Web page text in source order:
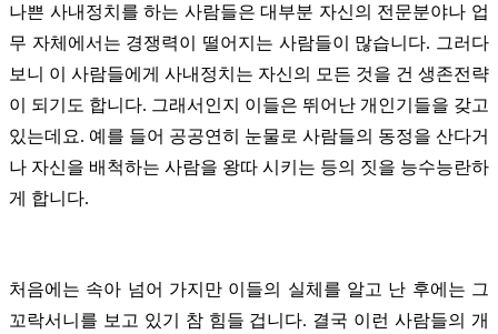
나쁜 사내정치를 하는 사람들은 대부분 자신의 전문분야나 업
무 자체에서는 경쟁력이 떨어지는 사람들이 많습니다. 그러다
보니 이 사람들에게 사내정치는 자신의 모든 것을 건 생존전략
이 되기도 합니다. 그래서인지 이들은 뛰어난 개인기들을 갖고
있는데요. 예를 들어 공공연히 눈물로 사람들의 동정을 산다거
나 자신을 배척하는 사람을 왕따 시키는 등의 짓을 능수능란하
게 합니다.
처음에는 속아 넘어 가지만 이들의 실체를 알고 난 후에는 그
꼬락서니를 보고 있기 참 힘들 겁니다. 결국 이런 사람들의 개